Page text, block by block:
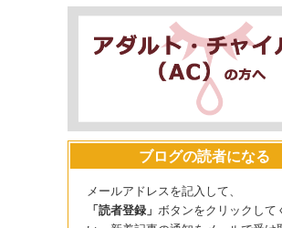
ブログの読者になる
メールアドレスを記入して、
「読者登録」 ボタンをクリックして